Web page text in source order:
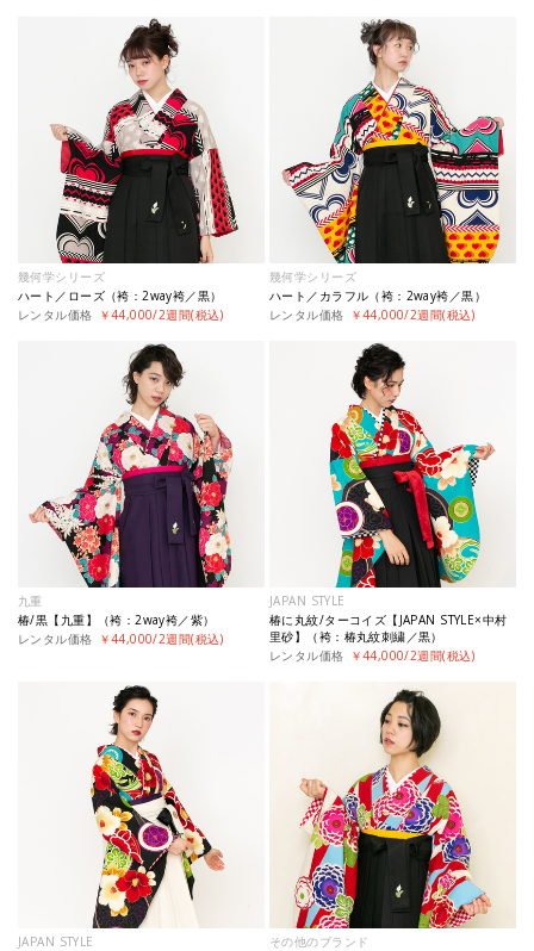
幾何学シリーズ
ハート／ローズ（袴：2way袴／黒）
レンタル価格 ￥44,000/2週間(税込)
幾何学シリーズ
ハート／カラフル（袴：2way袴／黒）
レンタル価格 ￥44,000/2週間(税込)
九重
椿/黒【九重】（袴：2way袴／紫）
レンタル価格 ￥44,000/2週間(税込)
JAPAN STYLE
椿に丸紋/ターコイズ【JAPAN STYLE×中村
里砂】（袴：椿丸紋刺繍／黒）
レンタル価格 ￥44,000/2週間(税込)
JAPAN STYLE
その他のブランド